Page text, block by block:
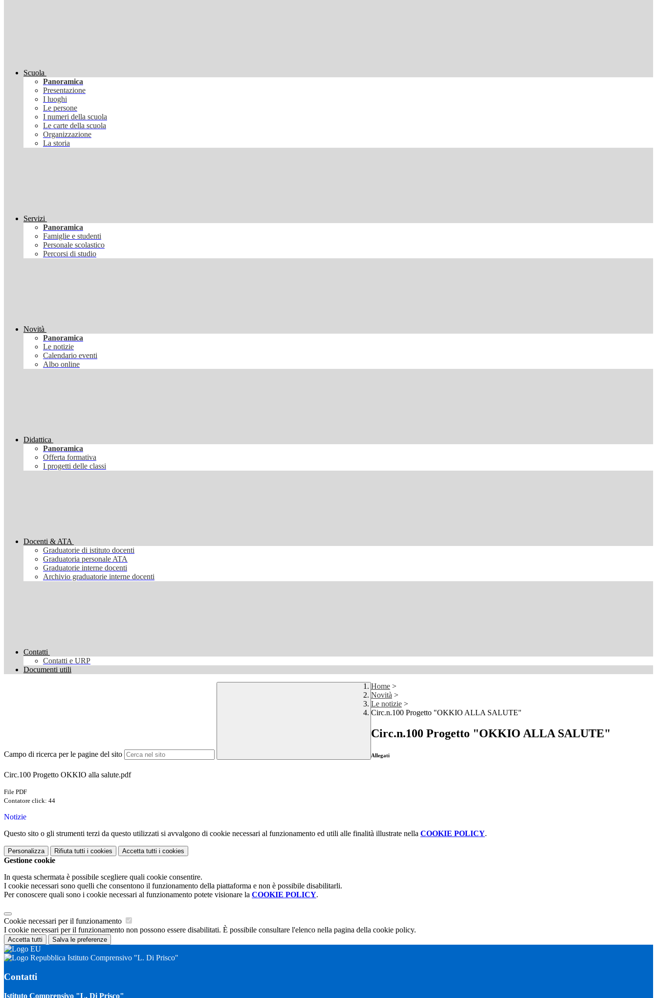
Scuola
Panoramica
Presentazione
I luoghi
Le persone
I numeri della scuola
Le carte della scuola
Organizzazione
La storia
Servizi
Panoramica
Famiglie e studenti
Personale scolastico
Percorsi di studio
Novità
Panoramica
Le notizie
Calendario eventi
Albo online
Didattica
Panoramica
Offerta formativa
I progetti delle classi
Docenti & ATA
Graduatorie di istituto docenti
Graduatoria personale ATA
Graduatorie interne docenti
Archivio graduatorie interne docenti
Contatti
Contatti e URP
Documenti utili
Campo di ricerca per le pagine del sito
Home >
Novità >
Le notizie >
Circ.n.100 Progetto "OKKIO ALLA SALUTE"
Circ.n.100 Progetto "OKKIO ALLA SALUTE"
Allegati
Circ.100 Progetto OKKIO alla salute.pdf
File PDF
Contatore click: 44
Notizie
Questo sito o gli strumenti terzi da questo utilizzati si avvalgono di cookie necessari al funzionamento ed utili alle finalità illustrate nella COOKIE POLICY.
Personalizza Rifiuta tutti i cookies Accetta tutti i cookies
Gestione cookie
In questa schermata è possibile scegliere quali cookie consentire.
I cookie necessari sono quelli che consentono il funzionamento della piattaforma e non è possibile disabilitarli.
Per conoscere quali sono i cookie necessari al funzionamento potete visionare la COOKIE POLICY.
Cookie necessari per il funzionamento
I cookie necessari per il funzionamento non possono essere disabilitati. È possibile consultare l'elenco nella pagina della cookie policy.
Accetta tutti Salva le preferenze
Istituto Comprensivo "L. Di Prisco"
Contatti
Istituto Comprensivo "L. Di Prisco"